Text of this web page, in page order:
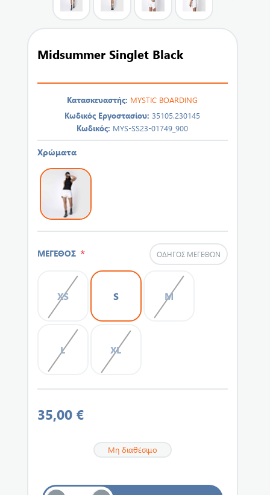
Midsummer Singlet Black
Κατασκευαστής: MYSTIC BOARDING
Κωδικός Εργοστασίου: 35105.230145
Κωδικός: MYS-SS23-01749_900
Χρώματα
ΜΕΓΕΘΟΣ * ΟΔΗΓΌΣ ΜΕΓΕΘΏΝ
XS S M
L XL
35,00 €
Μη διαθέσιμο